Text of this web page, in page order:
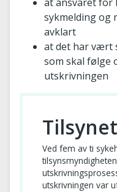
sykmelding og
avklart
at det har vært
som skal følge
utskrivningen
Ved fem av ti
utskrivningen var